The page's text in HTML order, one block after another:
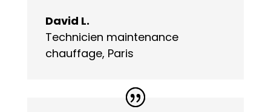
David L.
Technicien maintenance
chauffage, Paris